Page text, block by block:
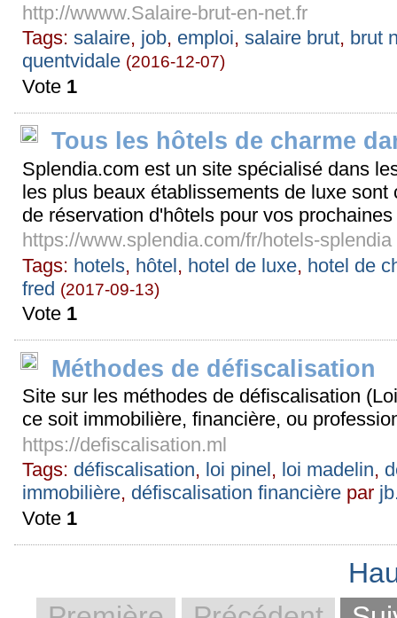
http://wwww.Salaire-brut-en-net.fr
Tags:salaire, job, emploi,salaire brut, brut
quentvidale (2016-12-07)
Vote 1
Tous les hôtels de charme
Splendia.com est un site spécialisé dans
les plus beaux établissements de luxe
de réservation d'hôtels pour vos
https://www.splendia.com/fr/hotels-splendia
Tags: hotels, hôtel, hotel de luxe, hotel de
fred (2017-09-13)
Vote 1
Méthodes de défiscalisation
Site sur les méthodes de défiscalisation
ce soit immobilière, financière, ou
https://defiscalisation.ml
Tags: défiscalisation, loi pinel , loi madelin,
immobilière, défiscalisation financière par
Vote 1